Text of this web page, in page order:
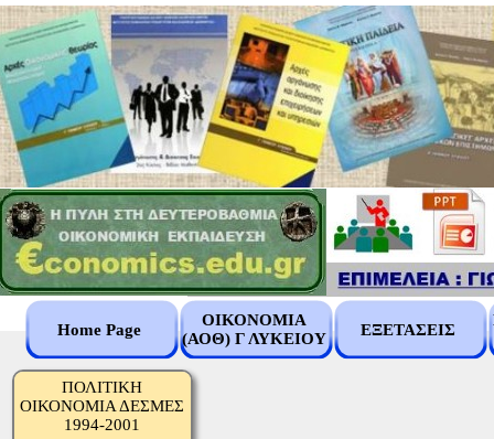
Home Page
ΟΙΚΟΝΟΜΙΑ
(ΑΟΘ) Γ ΛΥΚΕΙΟΥ
ΕΞΕΤΑΣΕΙΣ
ΠΟΛΙΤΙΚΗ
ΟΙΚΟΝΟΜΙΑ ΔΕΣΜΕΣ
1994-2001